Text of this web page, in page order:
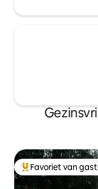
Topfavoriet van
Favoriet van